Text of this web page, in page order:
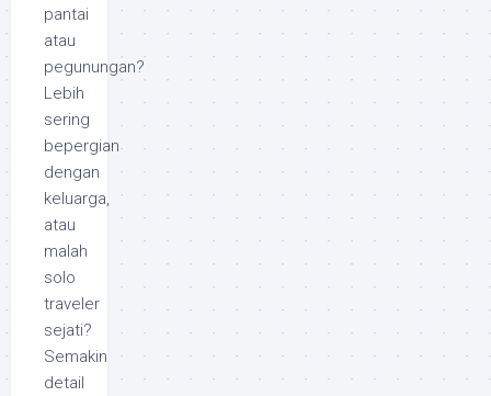
pantai
atau
pegunungan?
Lebih
sering
bepergian
dengan
keluarga,
atau
malah
solo
traveler
sejati?
Semakin
detail